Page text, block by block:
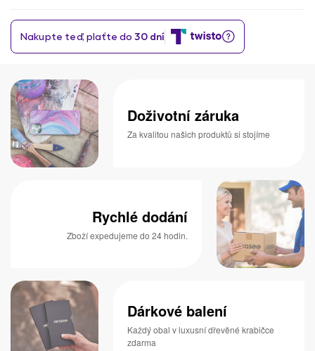
Doživotní záruka
Za kvalitou našich produktů si stojíme
Rychlé dodání
Zboží expedujeme do 24 hodin.
Dárkové balení
Každý obal v luxusní dřevěné krabičce
zdarma